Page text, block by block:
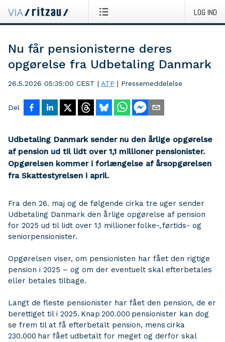
LOG IND
Nu får pensionisterne deres
opgørelse fra Udbetaling Danmark
26.5.2026 05:35:00 CEST | ATP | Pressemeddelelse
Del
Udbetaling Danmark sender nu den årlige opgørelse
af pension ud til lidt over 1,1 millioner pensionister.
Opgørelsen kommer i forlængelse af årsopgørelsen
fra Skattestyrelsen i april.
Fra den 26. maj og de følgende cirka tre uger sender
Udbetaling Danmark den årlige opgørelse af pension
for 2025 ud til lidt over 1,1 millioner folke-, førtids- og
seniorpensionister.
Opgørelsen viser, om pensionisten har fået den rigtige
pension i 2025 – og om der eventuelt skal efterbetales
eller betales tilbage.
Langt de fleste pensionister har fået den pension, de er
berettiget til i 2025. Knap 200.000 pensionister kan dog
se frem til at få efterbetalt pension, mens cirka
230.000 har fået udbetalt for meget og derfor skal